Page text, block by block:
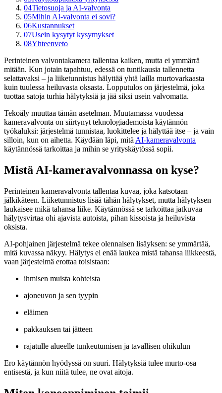
04Tietosuoja ja AI-valvonta
05Mihin AI-valvonta ei sovi?
06Kustannukset
07Usein kysytyt kysymykset
08Yhteenveto
Perinteinen valvontakamera tallentaa kaiken, mutta ei ymmärrä
mitään. Kun jotain tapahtuu, edessä on tuntikausia tallennetta
selattavaksi – ja liiketunnistus hälyttää yhtä lailla murtovarkaasta
kuin tuulessa heiluvasta oksasta. Lopputulos on järjestelmä, joka
tuottaa satoja turhia hälytyksiä ja jää siksi usein valvomatta.
Tekoäly muuttaa tämän asetelman. Muutamassa vuodessa
kameravalvonta on siirtynyt teknologiademoista käytännön
työkaluksi: järjestelmä tunnistaa, luokittelee ja hälyttää itse – ja vain
silloin, kun on aihetta. Käydään läpi, mitä AI-kameravalvonta
käytännössä tarkoittaa ja mihin se yrityskäytössä sopii.
Mistä AI-kameravalvonnassa on kyse?
Perinteinen kameravalvonta tallentaa kuvaa, joka katsotaan
jälkikäteen. Liiketunnistus lisää tähän hälytykset, mutta hälytyksen
laukaisee mikä tahansa liike. Käytännössä se tarkoittaa jatkuvaa
hälytysvirtaa ohi ajavista autoista, pihan kissoista ja heiluvista
oksista.
AI-pohjainen järjestelmä tekee olennaisen lisäyksen: se ymmärtää,
mitä kuvassa näkyy. Hälytys ei enää laukea mistä tahansa liikkeestä,
vaan järjestelmä erottaa toisistaan:
ihmisen muista kohteista
ajoneuvon ja sen tyypin
eläimen
pakkauksen tai jätteen
rajatulle alueelle tunkeutumisen ja tavallisen ohikulun
Ero käytännön hyödyssä on suuri. Hälytyksiä tulee murto-osa
entisestä, ja kun niitä tulee, ne ovat aitoja.